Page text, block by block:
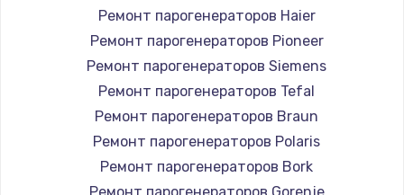
Заказать
Замена платы сенсора
Заказать
Ремонт парогенераторов Haier
Ремонт парогенераторов Pioneer
Ремонт парогенераторов Siemens
Ремонт парогенераторов Tefal
Ремонт парогенераторов Braun
Ремонт парогенераторов Polaris
Ремонт парогенераторов Bork
Ремонт парогенераторов Gorenje